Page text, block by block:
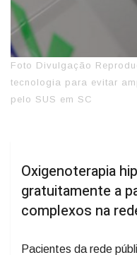
Foto Divulgação
tecnologia para evitar
pelo SUS em SC
Oxigenoterapia
gratuitamente a
complexos na
Pacientes da rede